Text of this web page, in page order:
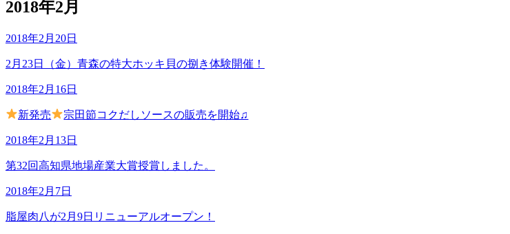
2018年2月
2018年2月20日
2月23日（金）青森の特大ホッキ貝の捌き体験開催！
2018年2月16日
新発売 宗田節コクだしソースの販売を開始♫
2018年2月13日
第32回高知県地場産業大賞授賞しました。
2018年2月7日
脂屋肉八が2月9日リニューアルオープン！